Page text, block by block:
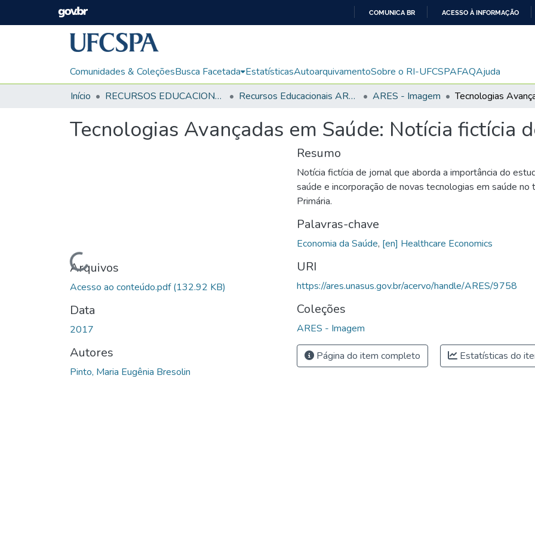
CONTEÚDO
COMUNICA BR ACESSO À INFORMAÇÃO
Comunidades & ColeçõesBusca Facetada EstatísticasAutoarquivamentoSobre o RI-UFCSPAFAQAjuda
Início
RECURSOS EDUCACIONAIS Recursos Educacionais ARES/UNA-SUS ARES - Imagem
Tecnologias Avançadas em Saúde: Notícia fictícia
Carregando...
Arquivos
Acesso ao conteúdo.pdf(132.92 KB)
Data
2017
Autores
Pinto, Maria Eugênia Bresolin
Resumo
Notícia fictícia de jornal que aborda a importância do
saúde e incorporação de novas tecnologias em saúde
Primária.
Palavras-chave
Economia da Saúde, [en] Healthcare Economics
URI
https://ares.unasus.gov.br/acervo/handle/ARES/9758
Coleções
ARES - Imagem
Página do item completo Estatísticas do